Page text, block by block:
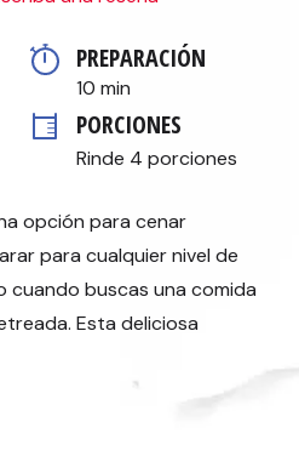
PREPARACIÓN
10 min
PORCIONES
Rinde 4 porciones
opción para cenar
para cualquier nivel de
cuando buscas una comida
Esta deliciosa